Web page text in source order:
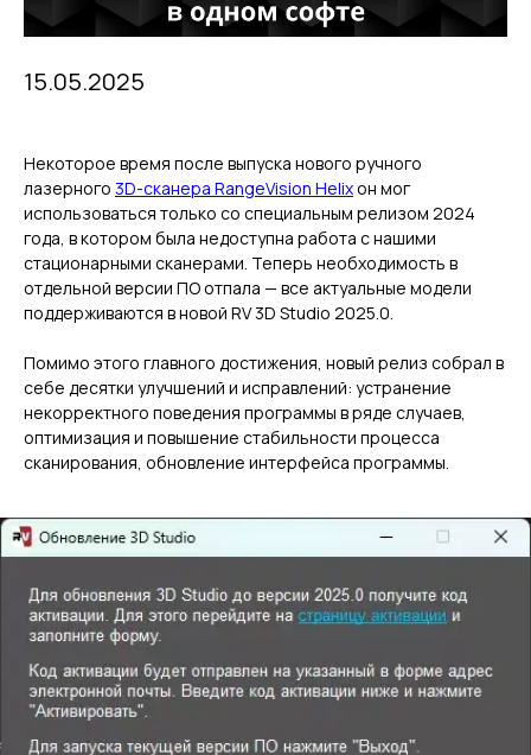
15.05.2025
Некоторое время после выпуска нового ручного
лазерного 3D-сканера RangeVision Helixон мог
использоваться только со специальным релизом 2024
года, в котором была недоступна работа с нашими
стационарными сканерами. Теперь необходимость в
отдельной версии ПО отпала — все актуальные модели
поддерживаются в новой RV 3D Studio 2025.0.
Помимо этого главного достижения, новый релиз собрал в
себе десятки улучшений и исправлений: устранение
некорректного поведения программы в ряде случаев,
оптимизация и повышение стабильности процесса
сканирования, обновление интерфейса программы.